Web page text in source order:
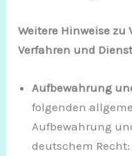
Weitere Hinweise zu
Verfahren und
Aufbewahrung
folgenden
Aufbewahrung
deutschem Recht: